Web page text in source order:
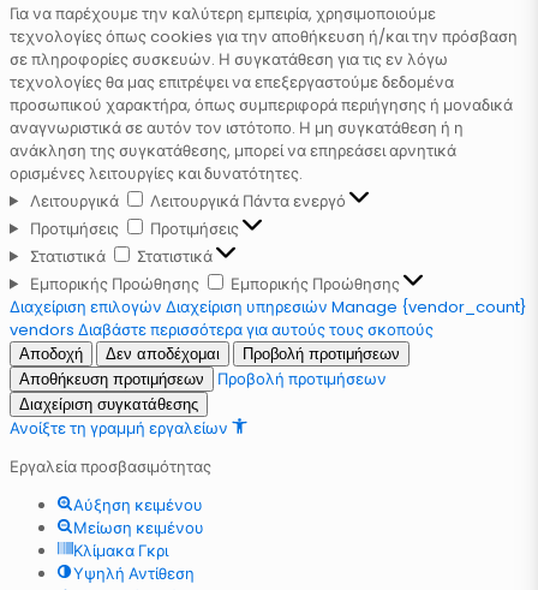
Για να παρέχουμε την καλύτερη εμπειρία, χρησιμοποιούμε
τεχνολογίες όπως cookies για την αποθήκευση ή/και την πρόσβαση
σε πληροφορίες συσκευών. Η συγκατάθεση για τις εν λόγω
τεχνολογίες θα μας επιτρέψει να επεξεργαστούμε δεδομένα
προσωπικού χαρακτήρα, όπως συμπεριφορά περιήγησης ή μοναδικά
αναγνωριστικά σε αυτόν τον ιστότοπο. Η μη συγκατάθεση ή η
ανάκληση της συγκατάθεσης, μπορεί να επηρεάσει αρνητικά
ορισμένες λειτουργίες και δυνατότητες.
Λειτουργικά
Λειτουργικά Πάντα ενεργό
Προτιμήσεις
Προτιμήσεις
Στατιστικά
Στατιστικά
Εμπορικής Προώθησης
Εμπορικής Προώθησης
Διαχείριση επιλογών Διαχείριση υπηρεσιών Manage {vendor_count}
vendors Διαβάστε περισσότερα για αυτούς τους σκοπούς
Αποδοχή Δεν αποδέχομαι
Προβολή προτιμήσεων
Αποθήκευση προτιμήσεων
Προβολή προτιμήσεων
Διαχείριση συγκατάθεσης
Ανοίξτε τη γραμμή εργαλείων
Εργαλεία προσβασιμότητας
Αύξηση κειμένου
Μείωση κειμένου
Κλίμακα Γκρι
Υψηλή Αντίθεση